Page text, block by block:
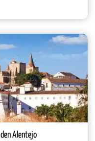
Alentejo